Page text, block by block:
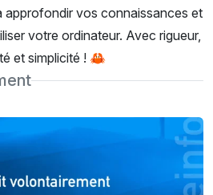
approfondir vos connaissances et
votre ordinateur. Avec rigueur,
et simplicité ! 🦀